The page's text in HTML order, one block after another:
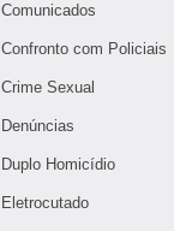
Comunicados
Confronto com Policiais
Crime Sexual
Denúncias
Duplo Homicídio
Eletrocutado